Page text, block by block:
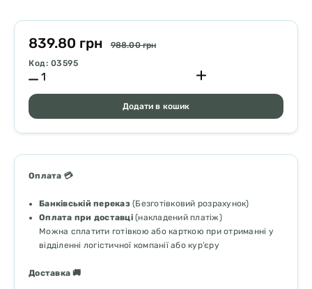
839.80 грн
988.00 грн
Код: 03595
Додати в кошик
Оплата 💳
Банківській переказ(Безготівковий розрахунок)
Оплата при доставці(накладений платіж)
Можна сплатити готівкою або карткою при отриманні у
відділенні логістичної компанії або кур’єру
Доставка 🚚